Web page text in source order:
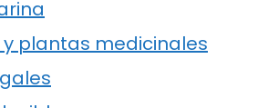
plantas medicinales